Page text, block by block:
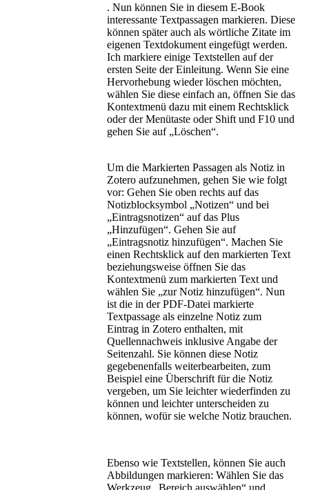
. Nun können Sie in diesem E-Book
interessante Textpassagen markieren. Diese
können später auch als wörtliche Zitate im
eigenen Textdokument eingefügt werden.
Ich markiere einige Textstellen auf der
ersten Seite der Einleitung. Wenn Sie eine
Hervorhebung wieder löschen möchten,
wählen Sie diese einfach an, öffnen Sie das
Kontextmenü dazu mit einem Rechtsklick
oder der Menütaste oder Shift und F10 und
gehen Sie auf „Löschen“.
Um die Markierten Passagen als Notiz in
Zotero aufzunehmen, gehen Sie wie folgt
vor: Gehen Sie oben rechts auf das
Notizblocksymbol „Notizen“ und bei
„Eintragsnotizen“ auf das Plus
„Hinzufügen“. Gehen Sie auf
„Eintragsnotiz hinzufügen“. Machen Sie
einen Rechtsklick auf den markierten Text
beziehungsweise öffnen Sie das
Kontextmenü zum markierten Text und
wählen Sie „zur Notiz hinzufügen“. Nun
ist die in der PDF-Datei markierte
Textpassage als einzelne Notiz zum
Eintrag in Zotero enthalten, mit
Quellennachweis inklusive Angabe der
Seitenzahl. Sie können diese Notiz
gegebenenfalls weiterbearbeiten, zum
Beispiel eine Überschrift für die Notiz
vergeben, um Sie leichter wiederfinden zu
können und leichter unterscheiden zu
können, wofür sie welche Notiz brauchen.
Ebenso wie Textstellen, können Sie auch
Abbildungen markieren: Wählen Sie das
Werkzeug „Bereich auswählen“ und